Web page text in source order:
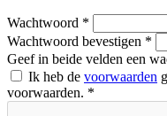
Wachtwoord *
Wachtwoord bevestigen *
Geef in beide velden een
Ik heb de voorwaarden
voorwaarden. *